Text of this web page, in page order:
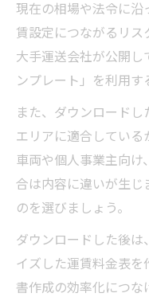
現在の相場や法令に
賃設定につながるリス
大手運送会社が公開
ンプレート」を利用す
また、ダウンロード
エリアに適合している
車両や個人事業主向
合は内容に違いが生じ
のを選びましょう。
ダウンロードした後
イズした運賃料金表
書作成の効率化につな